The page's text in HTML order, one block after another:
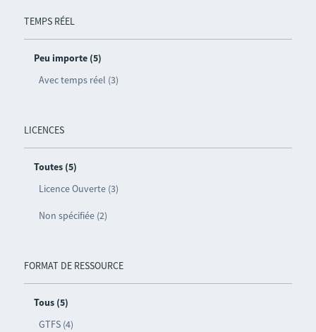
TEMPS RÉEL
Peu importe (5)
Avec temps réel (3)
LICENCES
Toutes (5)
Licence Ouverte (3)
Non spécifiée (2)
FORMAT DE RESSOURCE
Tous (5)
GTFS (4)